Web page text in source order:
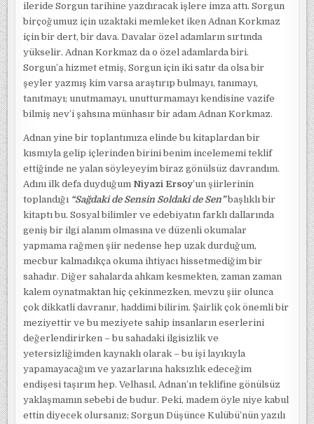
ileride Sorgun tarihine yazdıracak işlere imza attı. Sorgun
birçoğumuz için uzaktaki memleket iken Adnan Korkmaz
için bir dert, bir dava. Davalar özel adamların sırtında
yükselir. Adnan Korkmaz da o özel adamlarda biri.
Sorgun’a hizmet etmiş, Sorgun için iki satır da olsa bir
şeyler yazmış kim varsa araştırıp bulmayı, tanımayı,
tanıtmayı; unutmamayı, unutturmamayı kendisine vazife
bilmiş nev’i şahsına münhasır bir adam Adnan Korkmaz.
Adnan yine bir toplantımıza elinde bu kitaplardan bir
kısmıyla gelip içlerinden birini benim incelememi teklif
ettiğinde ne yalan söyleyeyim biraz gönülsüz davrandım.
Adını ilk defa duyduğum Niyazi Ersoy’un şiirlerinin
toplandığı “Sağdaki de Sensin Soldaki de Sen”başlıklı bir
kitaptı bu. Sosyal bilimler ve edebiyatın farklı dallarında
geniş bir ilgi alanım olmasına ve düzenli okumalar
yapmama rağmen şiir nedense hep uzak durduğum,
mecbur kalmadıkça okuma ihtiyacı hissetmediğim bir
sahadır. Diğer sahalarda ahkam kesmekten, zaman zaman
kalem oynatmaktan hiç çekinmezken, mevzu şiir olunca
çok dikkatli davranır, haddimi bilirim. Şairlik çok önemli bir
meziyettir ve bu meziyete sahip insanların eserlerini
değerlendirirken – bu sahadaki ilgisizlik ve
yetersizliğimden kaynaklı olarak – bu işi layıkıyla
yapamayacağım ve yazarlarına haksızlık edeceğim
endişesi taşırım hep. Velhasıl, Adnan’ın teklifine gönülsüz
yaklaşmamın sebebi de budur. Peki, madem öyle niye kabul
ettin diyecek olursanız; Sorgun Düşünce Kulübü’nün yazılı